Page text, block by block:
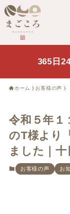
365日
ホーム お客様の声
令和５年１
のT様より
ました｜
お客様の声 お